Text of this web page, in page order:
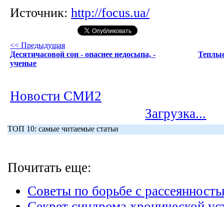
Источник: http://focus.ua/
<< Предыдущая
Десятичасовой сон - опаснее недосыпа, -
ученые
Новости СМИ2
Загрузка...
ТОП 10: самые читаемые статьи
Почитать еще:
Советы по борьбе с